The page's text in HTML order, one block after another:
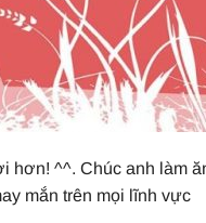
^^. Chúc anh làm
mắn trên mọi lĩnh vực